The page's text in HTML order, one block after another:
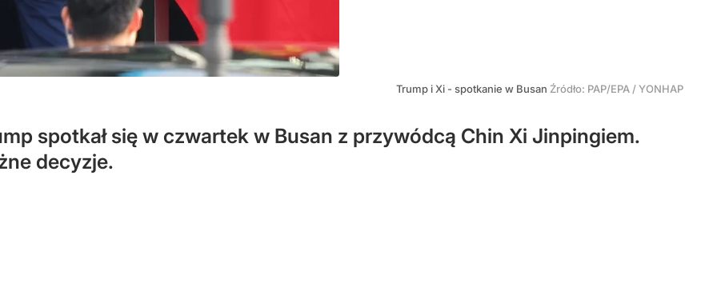
Trump i Xi - spotkanie w Busan Źródło: PAP/EPA /YONHAP
spotkał się w czwartek w Busan z przywódcą Chin Xi Jinpingiem.
decyzje.